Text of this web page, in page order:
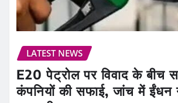
LATEST NEWS
E20 पेट्रोल पर विवाद के बीच
कंपनियों की सफाई, जांच में ईंधन